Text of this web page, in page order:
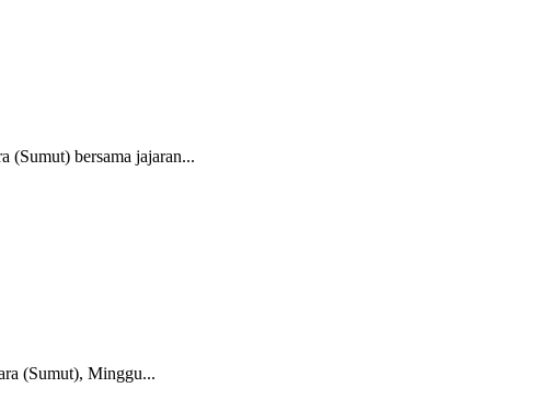
(Sumut) bersama jajaran...
(Sumut), Minggu...